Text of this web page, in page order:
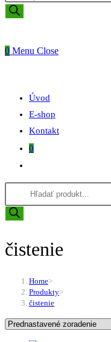
search
0 Menu Close
Úvod
E-shop
Kontakt
0
website
search
Products
search
čistenie
Home>
Produkty>
čistenie